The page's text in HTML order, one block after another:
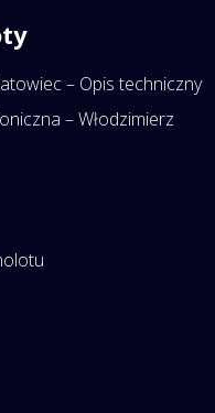
– Opis techniczny
– Włodzimierz